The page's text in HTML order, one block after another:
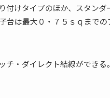
付けタイプのほか、スタンダ
台は最大０・７５ｓｑまで
チ・ダイレクト結線ができる